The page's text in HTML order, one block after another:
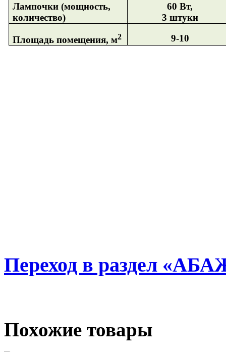
Лампочки (мощность,
количество)
60 Вт,
3 штуки
Площадь помещения, м2 9-10
Переход в раздел
Похожие товары